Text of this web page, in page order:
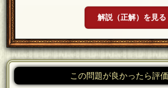
解説（正解）を見る
この問題が良かったら評